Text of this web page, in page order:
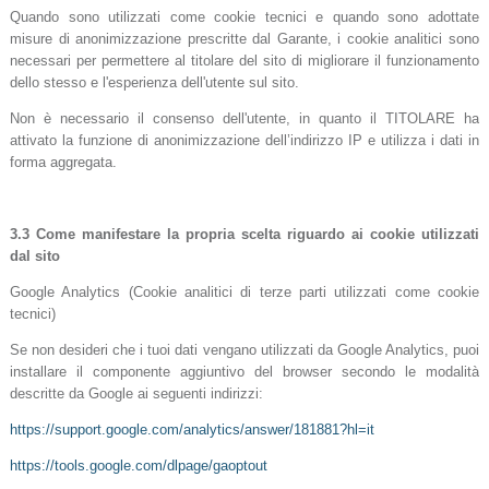
Quando sono utilizzati come cookie tecnici e quando sono adottate
misure di anonimizzazione prescritte dal Garante, i cookie analitici sono
necessari per permettere al titolare del sito di migliorare il funzionamento
dello stesso e l'esperienza dell'utente sul sito.
Non è necessario il consenso dell'utente, in quanto il TITOLARE ha
attivato la funzione di anonimizzazione dell’indirizzo IP e utilizza i dati in
forma aggregata.
3.3 Come manifestare la propria scelta riguardo ai cookie utilizzati
dal sito
Google Analytics (Cookie analitici di terze parti utilizzati come cookie
tecnici)
Se non desideri che i tuoi dati vengano utilizzati da Google Analytics, puoi
installare il componente aggiuntivo del browser secondo le modalità
descritte da Google ai seguenti indirizzi:
https://support.google.com/analytics/answer/181881?hl=it
https://tools.google.com/dlpage/gaoptout